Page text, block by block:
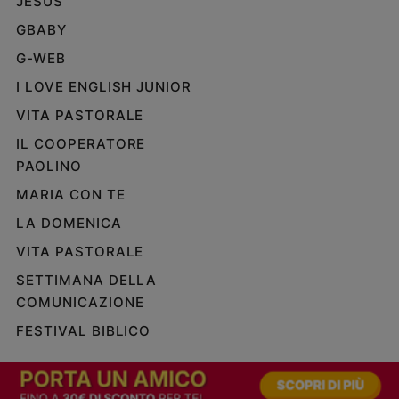
giovani
Adolescenza
Bioetica
Foto
Video
Privacy
GBABY
G-WEB
I LOVE ENGLISH JUNIOR
VITA PASTORALE
IL COOPERATORE
PAOLINO
MARIA CON TE
LA DOMENICA
VITA PASTORALE
SETTIMANA DELLA
COMUNICAZIONE
FESTIVAL BIBLICO